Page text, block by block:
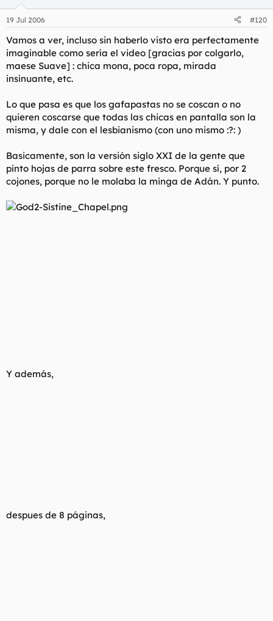
19 Jul 2006 #120
Vamos a ver, incluso sin haberlo visto era perfectamente
imaginable como sería el video [gracias por colgarlo,
maese Suave] : chica mona, poca ropa, mirada
insinuante, etc.
Lo que pasa es que los gafapastas no se coscan o no
quieren coscarse que todas las chicas en pantalla son la
misma, y dale con el lesbianismo (con uno mismo :?: )
Basicamente, son la versión siglo XXI de la gente que
pinto hojas de parra sobre este fresco. Porque sí, por 2
cojones, porque no le molaba la minga de Adán. Y punto.
Y además,
despues de 8 páginas,